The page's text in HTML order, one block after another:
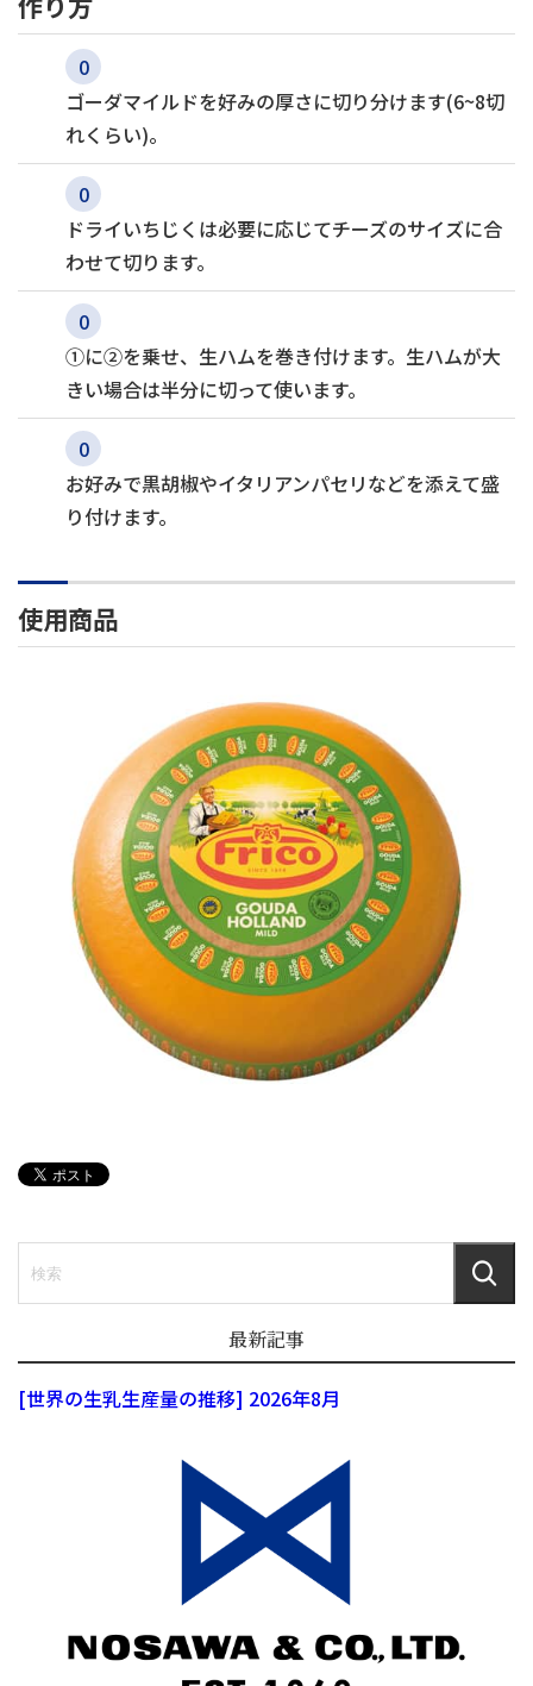
ゴーダマイルドを好みの厚さに切り分けます(6~8切
れくらい)。
ドライいちじくは必要に応じてチーズのサイズに合
わせて切ります。
①に②を乗せ、生ハムを巻き付けます。生ハムが大
きい場合は半分に切って使います。
お好みで黒胡椒やイタリアンパセリなどを添えて盛
り付けます。
使用商品
FRICO
最新記事
[世界の生乳生産量の推移] 2026年8月